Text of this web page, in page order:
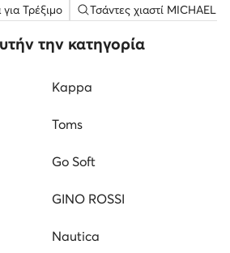
Τρέξιμο Τσάντες χιαστί MICHAEL
την κατηγορία
Kappa
Toms
Go Soft
GINO ROSSI
Nautica